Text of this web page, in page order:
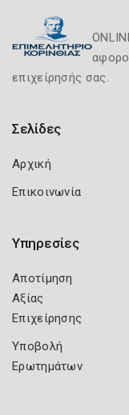
επιχείρησής σας.
Σελίδες
Αρχική
Επικοινωνία
Υπηρεσίες
Αποτίμηση
Αξίας
Επιχείρησης
Υποβολή
Ερωτημάτων